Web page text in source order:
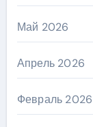
Май 2026
Апрель 2026
Февраль 2026